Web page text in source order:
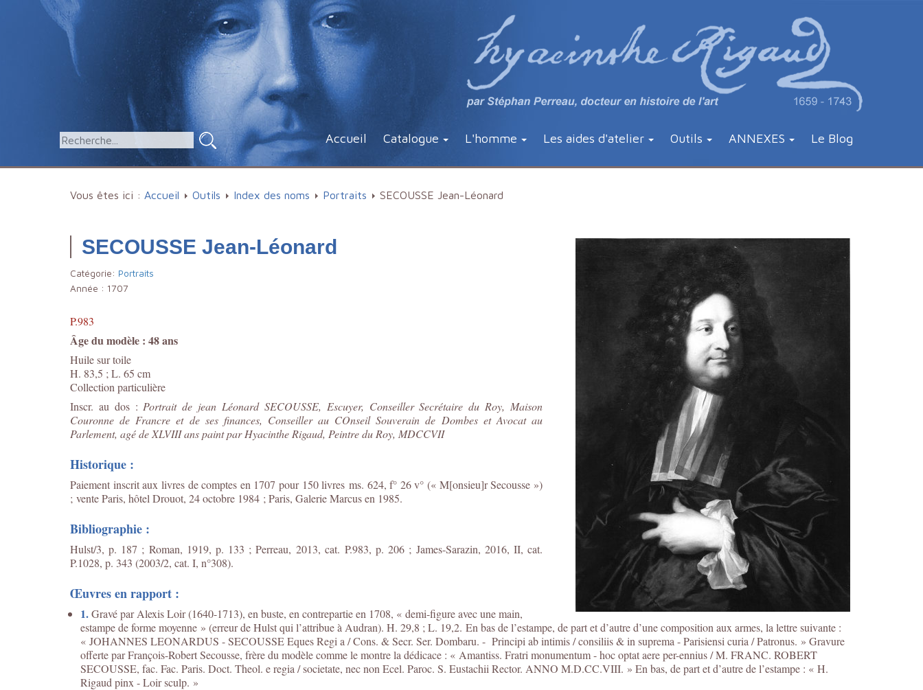
Accueil Catalogue L'homme Les aides d'atelier Outils ANNEXES Le Blog
Vous êtes ici : Accueil Outils Index des noms Portraits SECOUSSE Jean-Léonard
SECOUSSE Jean-Léonard
Catégorie: Portraits
Année : 1707
P.983
Âge du modèle : 48 ans
Huile sur toile
H. 83,5 ; L. 65 cm
Collection particulière
Inscr. au dos : Portrait de jean Léonard SECOUSSE, Escuyer, Conseiller Secrétaire du Roy, Maison
Couronne de Francre et de ses finances, Conseiller au COnseil Souverain de Dombes et Avocat au
Parlement, agé de XLVIII ans paint par Hyacinthe Rigaud, Peintre du Roy, MDCCVII
Historique :
Paiement inscrit aux livres de comptes en 1707 pour 150 livres ms. 624, f° 26 v° (« M[onsieu]r Secousse »)
; vente Paris, hôtel Drouot, 24 octobre 1984 ; Paris, Galerie Marcus en 1985.
Bibliographie :
Hulst/3, p. 187 ; Roman, 1919, p. 133 ; Perreau, 2013, cat. P.983, p. 206 ; James-Sarazin, 2016, II, cat.
P.1028, p. 343 (2003/2, cat. I, n°308).
Œuvres en rapport :
1.Gravé par Alexis Loir (1640-1713), en buste, en contrepartie en 1708, « demi-figure avec une main,
estampe de forme moyenne » (erreur de Hulst qui l’attribue à Audran). H. 29,8 ; L. 19,2. En bas de l’estampe, de part et d’autre d’une composition aux armes, la lettre suivante :
« JOHANNES LEONARDUS - SECOUSSE Eques Regi a / Cons. & Secr. Ser. Dombaru. - Principi ab intimis / consiliis & in suprema - Parisiensi curia / Patronus. » Gravure
offerte par François-Robert Secousse, frère du modèle comme le montre la dédicace : « Amantiss. Fratri monumentum - hoc optat aere per-ennius / M. FRANC. ROBERT
SECOUSSE, fac. Fac. Paris. Doct. Theol. e regia / societate, nec non Ecel. Paroc. S. Eustachii Rector. ANNO M.D.CC.VIII. » En bas, de part et d’autre de l’estampe : « H.
Rigaud pinx - Loir sculp. »